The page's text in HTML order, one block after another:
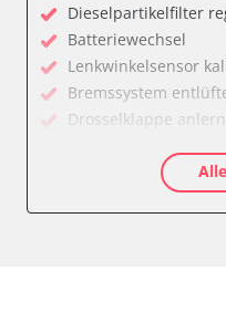
Diagnoseschnittstelle
Differentialsperre
Einparkhilfe
Einparkhilfe
Fahrtrichtungskamera
Fernlichtassistent
Feststellbremse (EPB
Dieselpartikelfilter
Batteriewechsel
Lenkwinkelsensor
Bremssystem
Drosselklappe
Luftmassenmesser
Kraftstofftank